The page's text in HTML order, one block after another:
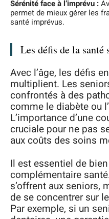
Sérénité face à l’imprévu :
permet de mieux gérer les
santé imprévus.
Les défis de la santé
Avec l’âge, les défis
multiplient. Les
confrontés à des
comme le diabète ou
L’importance d’une
cruciale pour ne pas
aux coûts des soins
Il est essentiel de
complémentaire
s’offrent aux seniors,
de se concentrer sur
Par exemple, si un